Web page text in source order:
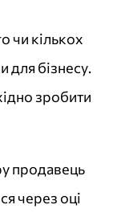
чи кількох
для бізнесу.
зробити
продавець
через оці